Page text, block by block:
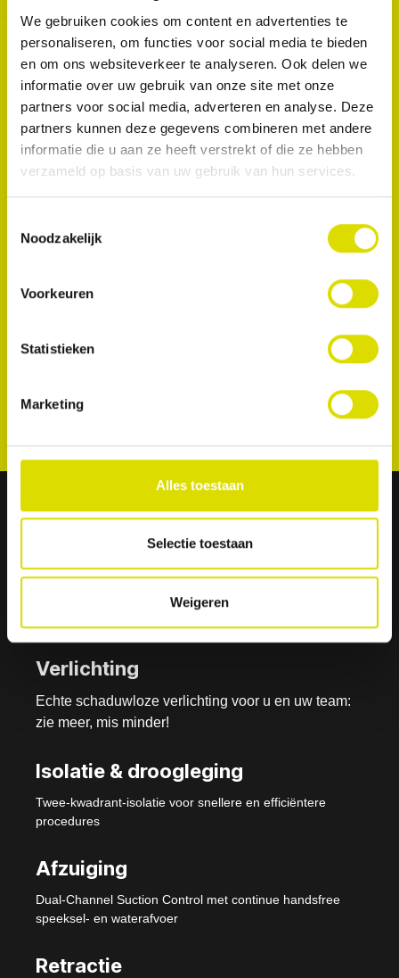
We gebruiken cookies om content en advertenties te
personaliseren, om functies voor social media te bieden
en om ons websiteverkeer te analyseren. Ook delen we
informatie over uw gebruik van onze site met onze
partners voor social media, adverteren en analyse. Deze
partners kunnen deze gegevens combineren met andere
informatie die u aan ze heeft verstrekt of die ze hebben
verzameld op basis van uw gebruik van hun services.
Noodzakelijk
Voorkeuren
Statistieken
Marketing
Alles toestaan
Selectie toestaan
Weigeren
de wig en heeft een twee-in-één ontwerp dat
optimale contactpunten en gemak garandeert
tijdens de behandeling. Het beschermt de
aangrenzende tanden tijdens restauraties van
klasse 3, klasse 4 en facings in de anterieure zone,
en stop bloedingen van het tandvlees.
Isolite- i3 Systeem -
Nu verkrijgbaar
Verlichting
Echte schaduwloze verlichting voor u en uw team:
zie meer, mis minder!
Isolatie & droogleging
Twee-kwadrant-isolatie voor snellere en efficiëntere
procedures
Afzuiging
Dual-Channel Suction Control met continue handsfree
speeksel- en waterafvoer
Retractie